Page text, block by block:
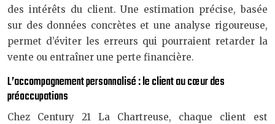
des intérêts du client. Une estimation précise, basée
sur des données concrètes et une analyse rigoureuse,
permet d’éviter les erreurs qui pourraient retarder la
vente ou entraîner une perte financière.
L’accompagnement personnalisé : le client au cœur des
préoccupations
Chez Century 21 La Chartreuse, chaque client est